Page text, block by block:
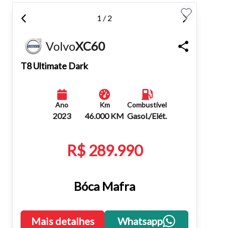
atalhos Ctrl+ (para aumentar) e Ctrl- (para diminuir) no seu
teclado.
1 / 2
VolvoXC60
T8 Ultimate Dark
Ano
2023
Km
46.000 KM
Combustível
Gasol./Elét.
R$ 289.990
Bóca Mafra
Mais detalhes Whatsapp